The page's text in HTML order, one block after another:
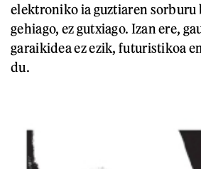
elektroniko ia guztiaren sorburu
gehiago, ez gutxiago. Izan ere,
garaikidea ez ezik, futuristikoa
du.